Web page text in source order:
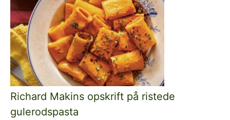
Richard Makins opskrift på ristede
gulerodspasta